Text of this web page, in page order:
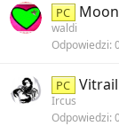
PC
waldi
Odpowiedzi
PC
Ircus
Odpowiedzi